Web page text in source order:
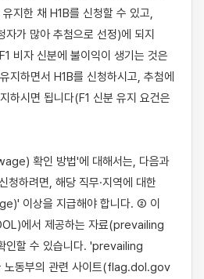
지한 채 H1B를 신청할 수 있고,
가 많아 추첨으로 선정)에 되지
비자 신분에 불이익이 생기는 것은
지하면서 H1B를 신청하시고, 추첨에
하시면 됩니다(F1 신분 유지 요건은
확인 방법'에 대해서는, 다음과
하려면, 해당 직무·지역에 대한
이상을 지급해야 합니다. ② 이
에서 제공하는 자료(prevailing
인할 수 있습니다. 'prevailing
노동부의 관련 사이트(flag.dol.gov